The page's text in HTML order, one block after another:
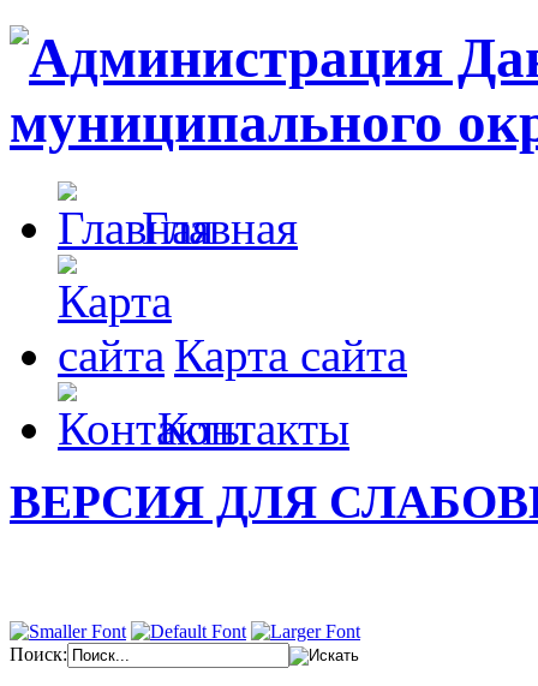
Главная
Карта сайта
Контакты
ВЕРСИЯ ДЛЯ
Поиск: